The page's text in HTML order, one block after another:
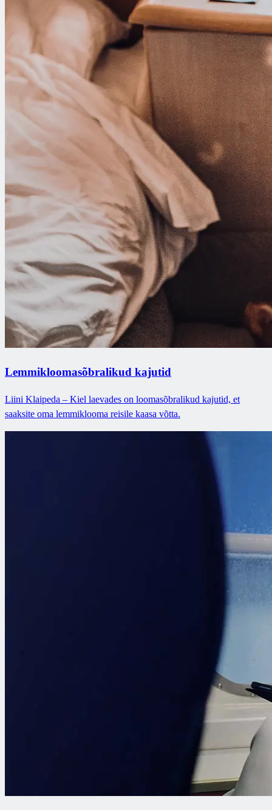
Lemmikloomasõbralikud kajutid
Liini Klaipeda – Kiel laevades on loomasõbralikud kajutid, et
saaksite oma lemmiklooma reisile kaasa võtta.